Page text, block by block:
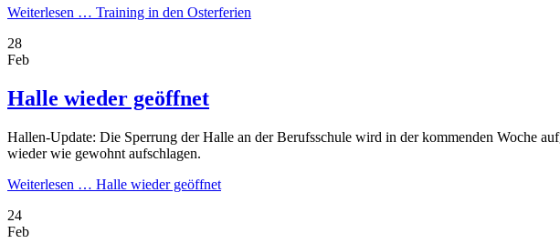
Weiterlesen … Training in den Osterferien
28
Feb
Halle wieder geöffnet
Hallen-Update: Die Sperrung der Halle an der Berufsschule wird in der kommenden Woche
wieder wie gewohnt aufschlagen.
Weiterlesen … Halle wieder geöffnet
24
Feb